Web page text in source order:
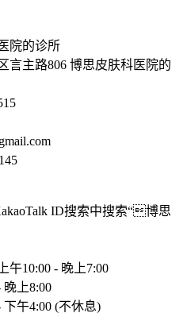
院的诊所
言主路806 博思皮肤科医院的
ID搜索中搜索“博思
午10:00 - 晚上7:00
晚上8:00
下午4:00 (不休息)